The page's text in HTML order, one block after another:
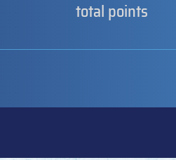
total points